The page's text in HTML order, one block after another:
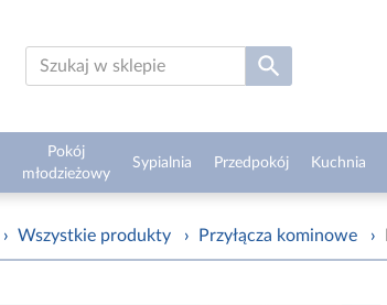
Pokój
młodzieżowy
Sypialnia Przedpokój Kuchnia
› Wszystkie produkty › Przyłącza kominowe ›